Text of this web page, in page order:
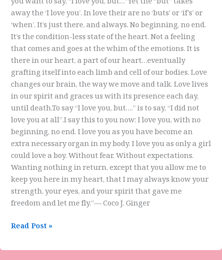
you want to say, “I love you, but…”Yet the “but” takes
away the ‘I love you’. In love their are no ‘buts’ or ‘if’s’ or
‘when’. It’s just there, and always. No beginning, no end.
It’s the condition-less state of the heart. Not a feeling
that comes and goes at the whim of the emotions. It is
there in our heart, a part of our heart…eventually
grafting itself into each limb and cell of our bodies. Love
changes our brain, the way we move and talk. Love lives
in our spirit and graces us with its presence each day,
until death.To say “I love you, but….” is to say, “I did not
love you at all”.I say this to you now: I love you, with no
beginning, no end. I love you as you have become an
extra necessary organ in my body. I love you as only a girl
could love a boy. Without fear. Without expectations.
Wanting nothing in return, except that you allow me to
keep you here in my heart, that I may always know your
strength, your eyes, and your spirit that gave me
freedom and let me fly.”― Coco J. Ginger
Read Post »